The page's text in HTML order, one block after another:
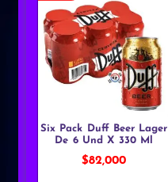
Six Pack Duff Beer Lager
De 6 Und X 330 Ml
$82,000